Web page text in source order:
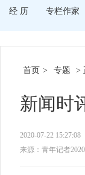
经 历 专栏作家
首页 > 专题 >
新闻时
2020-07-22 15:27:08
来源：青年记者